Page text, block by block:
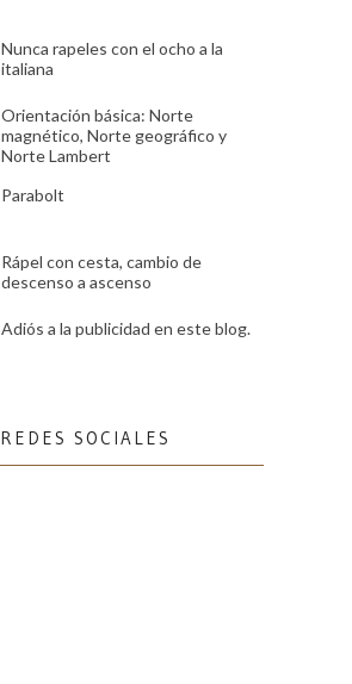
Nunca rapeles con el ocho a la
italiana
Orientación básica: Norte
magnético, Norte geográfico y
Norte Lambert
Parabolt
Rápel con cesta, cambio de
descenso a ascenso
Adiós a la publicidad en este blog.
REDES SOCIALES